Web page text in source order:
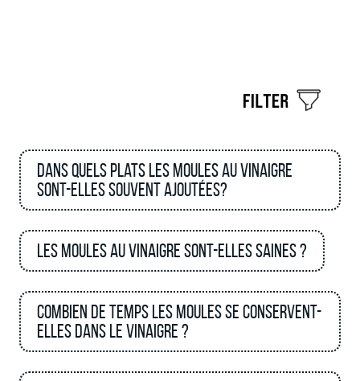
Dans quels plats les moules au vinaigre
sont-elles souvent ajoutées?
Les moules au vinaigre sont-elles saines ?
Combien de temps les moules se conservent-
elles dans le vinaigre ?